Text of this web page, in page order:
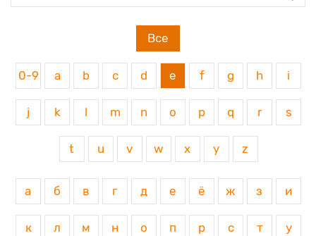
Все
0-9 a b c d e f g h i
j k m n o p q r s
t u v w x y z
а б в г д е ё ж з и
к л м н о п р с т у